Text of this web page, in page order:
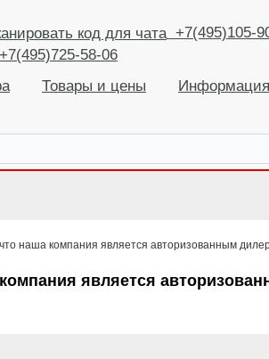
+7(495)105-
58-06
Товары и цены Информация
является